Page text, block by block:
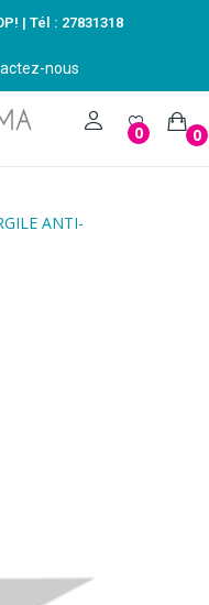
| Tél : 27831318
nous
0 0
ANTI-